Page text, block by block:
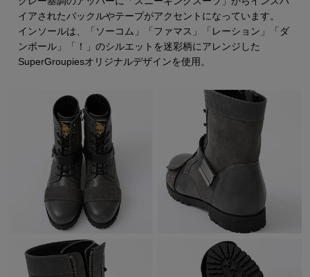
イアされたバックルやテープがアクセントになっています。
インソールは、「ソーコム」「ファマス」「レーション」「ダ
ンボール」「！」のシルエットを迷彩柄にアレンジした
SuperGroupiesオリジナルデザインを使用。